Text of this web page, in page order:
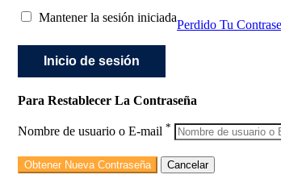
Mantener la sesión iniciada
Perdido Tu
Para Restablecer La Contraseña
Nombre de usuario o E-mail *